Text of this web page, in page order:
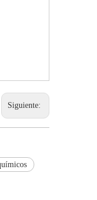
Siguiente: